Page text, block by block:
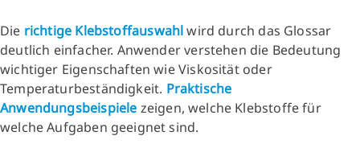
Die richtige Klebstoffauswahlwird durch das Glossar
deutlich einfacher. Anwender verstehen die Bedeutung
wichtiger Eigenschaften wie Viskosität oder
Temperaturbeständigkeit. Praktische
Anwendungsbeispiele zeigen, welche Klebstoffe für
welche Aufgaben geeignet sind.